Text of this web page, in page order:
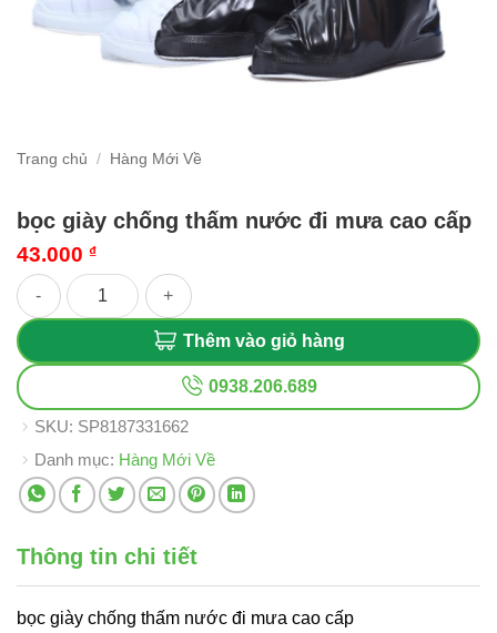
Trang chủ / Hàng Mới Về
bọc giày chống thấm nước đi mưa cao cấp
43.000 ₫
bọc giày chống thấm nước đi mưa cao cấp số lượng
Thêm vào giỏ hàng
0938.206.689
SKU: SP8187331662
Danh mục: Hàng Mới Về
Thông tin chi tiết
bọc giày chống thấm nước đi mưa cao cấp